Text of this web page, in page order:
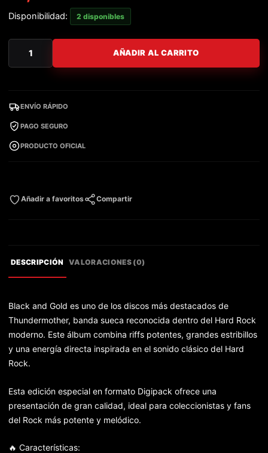
Disponibilidad:
2 disponibles
AÑADIR AL CARRITO
ENVÍO RÁPIDO
PAGO SEGURO
PRODUCTO OFICIAL
Añadir a favoritos Compartir
DESCRIPCIÓN VALORACIONES (0)
Black and Gold es uno de los discos más destacados de
Thundermother, banda sueca reconocida dentro del Hard Rock
moderno. Este álbum combina riffs potentes, grandes estribillos
y una energía directa inspirada en el sonido clásico del Hard
Rock.
Esta edición especial en formato Digipack ofrece una
presentación de gran calidad, ideal para coleccionistas y fans
del Rock más potente y melódico.
🔥 Características: